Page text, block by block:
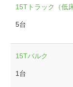
15Tトラック（低床
5台
15Tバルク
1台